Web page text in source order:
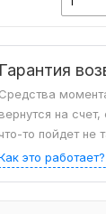
Гарантия
Средства
вернутся на счет,
что-то пойдет не
это работает?